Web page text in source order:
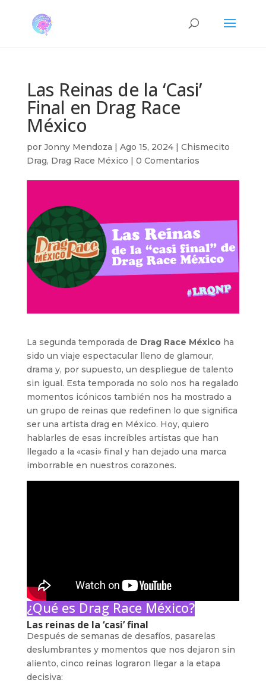
Las Reinas de la ‘Casi’
Final en Drag Race
México
por Jonny Mendoza | Ago 15, 2024| Chismecito
Drag, Drag Race México | 0 Comentarios
La segunda temporada de Drag Race Méxicoha
sido un viaje espectacular lleno de glamour,
drama y, por supuesto, un despliegue de talento
sin igual. Esta temporada no solo nos ha regalado
momentos icónicos también nos ha mostrado a
un grupo de reinas que redefinen lo que significa
ser una artista drag en México. Hoy, quiero
hablarles de esas increíbles artistas que han
llegado a la «casi» final y han dejado una marca
imborrable en nuestros corazones.
¿Qué es Drag Race México?
Las reinas de la ‘casi’ final
Después de semanas de desafíos, pasarelas
deslumbrantes y momentos que nos dejaron sin
aliento, cinco reinas lograron llegar a la etapa
decisiva: